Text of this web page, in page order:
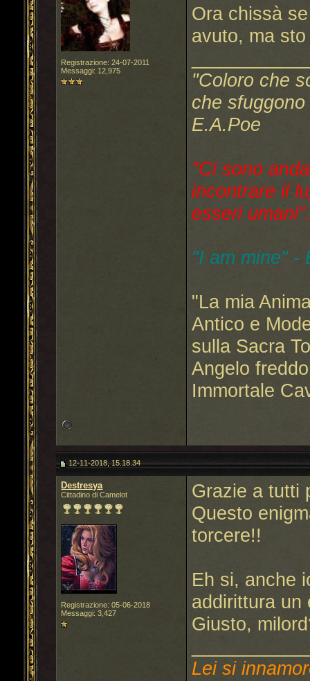
Registrazione: 24-07-2011
Messaggi: 12,975
Ora chissà
avuto, ma
"Coloro che
che
E.A.Poe
"Ci sono
incontrare il
esseri
"I am mine" -
"La mia
Antico e
sulla Sacra
Angelo
Immortale
12-11-2018, 15.18.34
Destresya
Cittadino di Camelot
Registrazione: 05-06-2018
Messaggi: 3,427
Grazie a tutti
Questo
torcere!!
Eh si, anche
addirittura un
Giusto,
Lei si